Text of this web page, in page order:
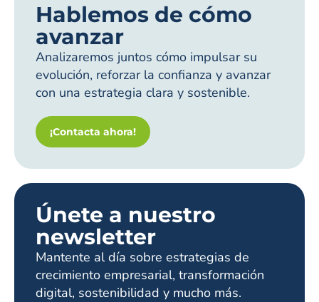
Hablemos de cómo
avanzar
Analizaremos juntos cómo impulsar su
evolución, reforzar la confianza y avanzar
con una estrategia clara y sostenible.
¡Contacta ahora!
Únete a nuestro
newsletter
Mantente al día sobre estrategias de
crecimiento empresarial, transformación
digital, sostenibilidad y mucho más.